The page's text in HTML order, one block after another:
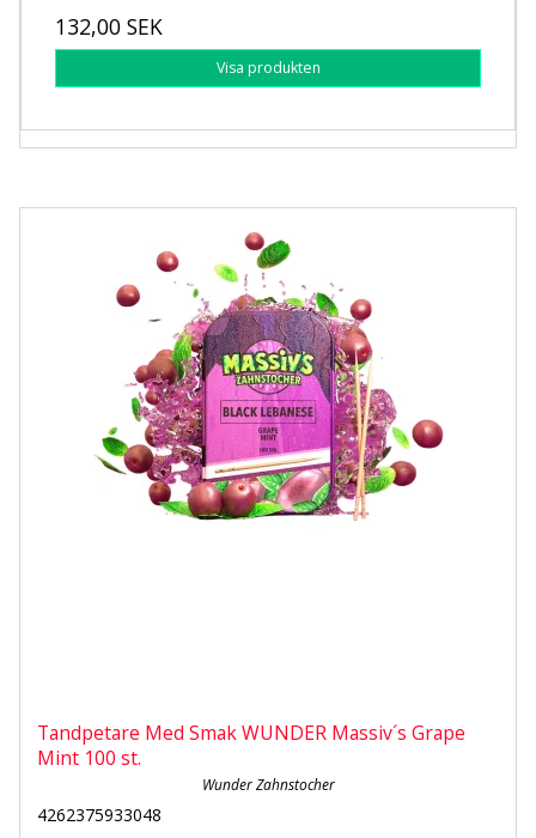
132,00 SEK
Visa produkten
Tandpetare Med Smak WUNDER Massiv´s Grape
Mint 100 st.
Wunder Zahnstocher
4262375933048